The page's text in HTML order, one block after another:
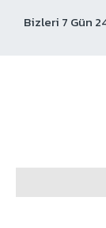
Bizleri 7 Gün